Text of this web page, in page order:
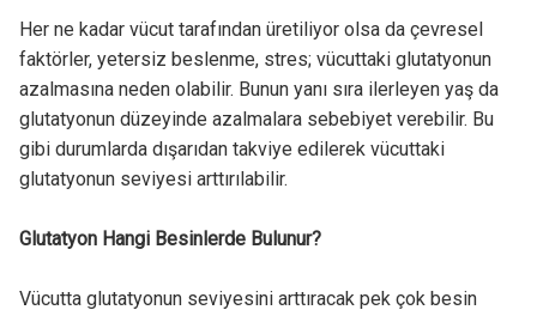
Her ne kadar vücut tarafından üretiliyor olsa da çevresel
faktörler, yetersiz beslenme, stres; vücuttaki glutatyonun
azalmasına neden olabilir. Bunun yanı sıra ilerleyen yaş da
glutatyonun düzeyinde azalmalara sebebiyet verebilir. Bu
gibi durumlarda dışarıdan takviye edilerek vücuttaki
glutatyonun seviyesi arttırılabilir.
Glutatyon Hangi Besinlerde Bulunur?
Vücutta glutatyonun seviyesini arttıracak pek çok besin